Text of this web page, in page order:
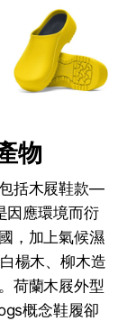
物
括木屐鞋款—
因應環境而衍
，加上氣候濕
楊木、柳木造
荷蘭木屐外型
概念鞋履卻